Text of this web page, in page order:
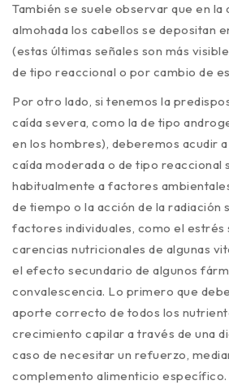
También se suele observar que en la
almohada los cabellos se depositan
(estas últimas señales son más
de tipo reaccional o por cambio de
Por otro lado, si tenemos la
caída severa, como la de tipo
en los hombres), deberemos acudir
caída moderada o de tipo reaccional
habitualmente a factores
de tiempo o la acción de la radiación
factores individuales, como el estrés
carencias nutricionales de algunas
el efecto secundario de algunos
convalescencia. Lo primero que
aporte correcto de todos los
crecimiento capilar a través de una
caso de necesitar un refuerzo,
complemento alimenticio específico.